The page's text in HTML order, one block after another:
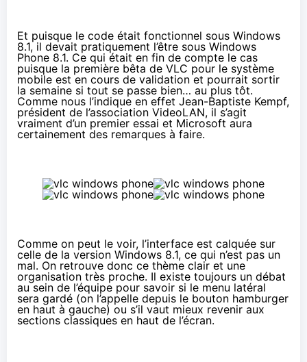
Et puisque le code était fonctionnel sous Windows
8.1, il devait pratiquement l’être sous Windows
Phone 8.1. Ce qui était en fin de compte le cas
puisque la première bêta de VLC pour le système
mobile est en cours de validation et pourrait sortir
la semaine si tout se passe bien… au plus tôt.
Comme nous l’indique en effet Jean-Baptiste Kempf,
président de l’association VideoLAN, il s’agit
vraiment d’un premier essai et Microsoft aura
certainement des remarques à faire.
Comme on peut le voir, l’interface est calquée sur
celle de la version Windows 8.1, ce qui n’est pas un
mal. On retrouve donc ce thème clair et une
organisation très proche. Il existe toujours un débat
au sein de l’équipe pour savoir si le menu latéral
sera gardé (on l’appelle depuis le bouton hamburger
en haut à gauche) ou s’il vaut mieux revenir aux
sections classiques en haut de l’écran.